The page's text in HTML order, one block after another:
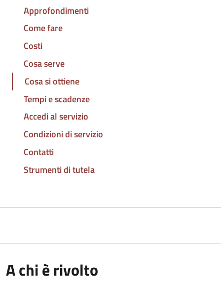
Approfondimenti
Come fare
Costi
Cosa serve
Cosa si ottiene
Tempi e scadenze
Accedi al servizio
Condizioni di servizio
Contatti
Strumenti di tutela
A chi è rivolto